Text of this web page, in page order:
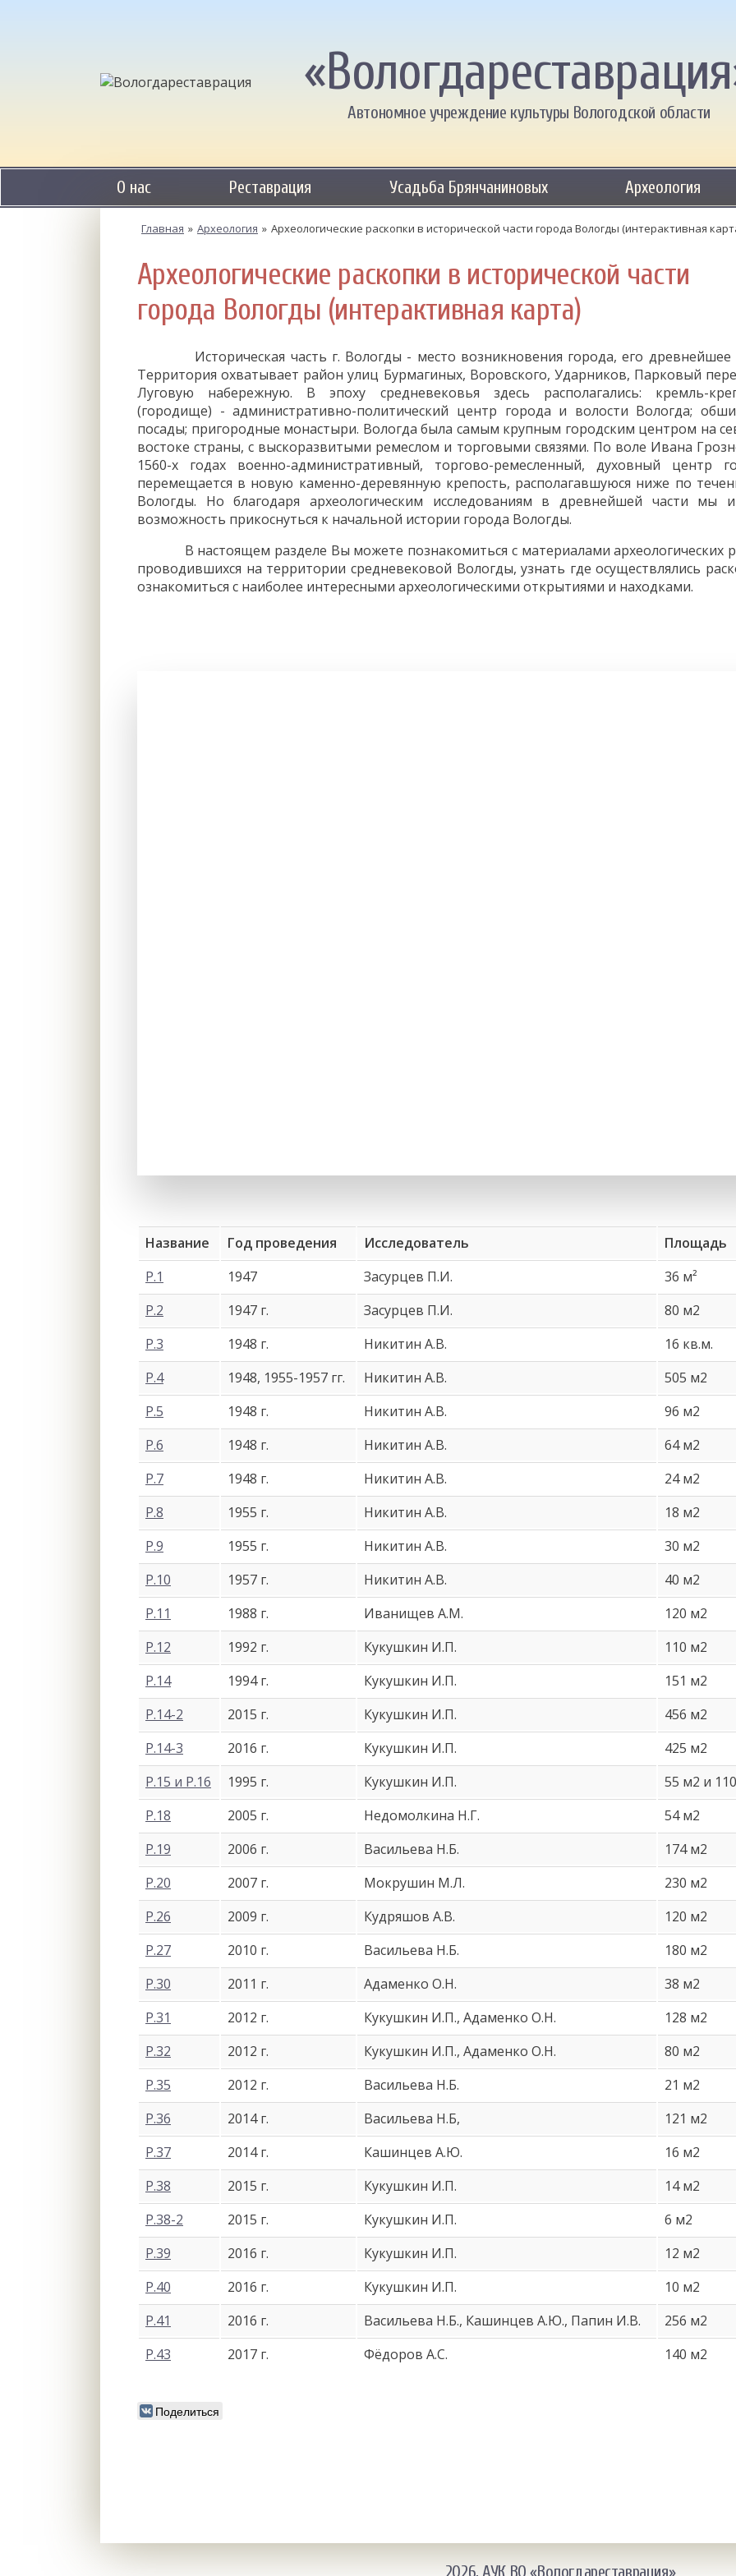
Автономное учреждение культуры Вологодской области
О нас Реставрация Усадьба Брянчаниновых Археология
Главная » Археология » Археологические раскопки в исторической части города Вологды (интерактивная
Археологические раскопки в исторической части
города Вологды (интерактивная карта)
Историческая часть г. Вологды - место возникновения города, его древнейшее
Территория охватывает район улиц Бурмагиных, Воровского, Ударников, Парковый
Луговую набережную. В эпоху средневековья здесь располагались: кремль-
(городище) - административно-политический центр города и волости Вологда;
посады; пригородные монастыри. Вологда была самым крупным городским центром на
востоке страны, с выскоразвитыми ремеслом и торговыми связями. По воле Ивана
1560-х годах военно-административный, торгово-ремесленный, духовный центр
перемещается в новую каменно-деревянную крепость, располагавшуюся ниже по
Вологды. Но благодаря археологическим исследованиям в древнейшей части мы
возможность прикоснуться к начальной истории города Вологды.
В настоящем разделе Вы можете познакомиться с материалами археологических
проводившихся на территории средневековой Вологды, узнать где осуществлялись
ознакомиться с наиболее интересными археологическими открытиями и находками.
Название Год проведения Исследователь
Площадь
Р.1
1947 Засурцев П.И.
36 м²
Р.2
1947 г. Засурцев П.И.
80 м2
Р.3
1948 г. Никитин А.В.
16 кв.м.
Р.4
1948, 1955-1957 гг. Никитин А.В.
505 м2
Р.5
1948 г. Никитин А.В.
96 м2
Р.6
1948 г. Никитин А.В.
64 м2
Р.7
1948 г. Никитин А.В.
24 м2
Р.8
1955 г. Никитин А.В.
18 м2
Р.9
1955 г. Никитин А.В.
30 м2
Р.10
1957 г. Никитин А.В.
40 м2
Р.11
1988 г. Иванищев А.М.
120 м2
Р.12
1992 г. Кукушкин И.П.
110 м2
Р.14
1994 г. Кукушкин И.П.
151 м2
Р.14-2
2015 г. Кукушкин И.П.
456 м2
Р.14-3
2016 г. Кукушкин И.П.
425 м2
Р.15 и Р.16
1995 г. Кукушкин И.П.
55 м2 и
Р.18
2005 г. Недомолкина Н.Г.
54 м2
Р.19
2006 г. Васильева Н.Б.
174 м2
Р.20
2007 г. Мокрушин М.Л.
230 м2
Р.26
2009 г. Кудряшов А.В.
120 м2
Р.27
2010 г. Васильева Н.Б.
180 м2
Р.30
2011 г. Адаменко О.Н.
38 м2
Р.31
2012 г. Кукушкин И.П., Адаменко О.Н.
128 м2
Р.32
2012 г. Кукушкин И.П., Адаменко О.Н.
80 м2
Р.35
2012 г. Васильева Н.Б.
21 м2
Р.36
2014 г. Васильева Н.Б,
121 м2
Р.37
2014 г. Кашинцев А.Ю.
16 м2
Р.38
2015 г. Кукушкин И.П.
14 м2
Р.38-2
2015 г. Кукушкин И.П.
6 м2
Р.39
2016 г. Кукушкин И.П.
12 м2
Р.40
2016 г. Кукушкин И.П.
10 м2
Р.41
2016 г. Васильева Н.Б., Кашинцев А.Ю., Папин И.В.
256 м2
Р.43
2017 г. Фёдоров А.С. 140 м2
Поделиться
2026, АУК ВО «Вологдареставрация»